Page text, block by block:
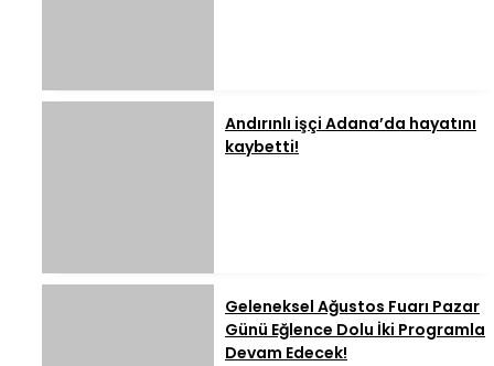
Andırınlı işçi Adana’da hayatını
kaybetti!
Geleneksel Ağustos Fuarı Pazar
Günü Eğlence Dolu İki Programla
Devam Edecek!